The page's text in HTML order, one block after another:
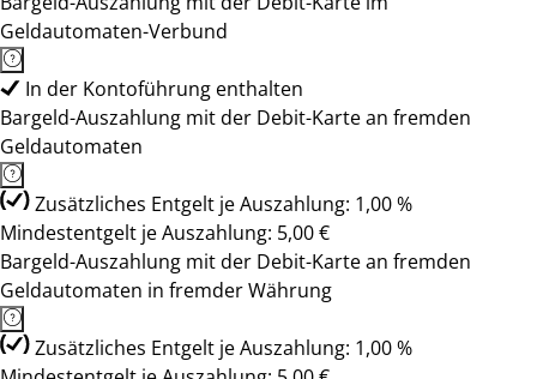
Geldautomaten-Verbund
In der Kontoführung enthalten
Bargeld-Auszahlung mit der Debit-Karte an fremden
Geldautomaten
Zusätzliches Entgelt je Auszahlung: 1,00 %
Mindestentgelt je Auszahlung: 5,00 €
Bargeld-Auszahlung mit der Debit-Karte an fremden
Geldautomaten in fremder Währung
Zusätzliches Entgelt je Auszahlung: 1,00 %